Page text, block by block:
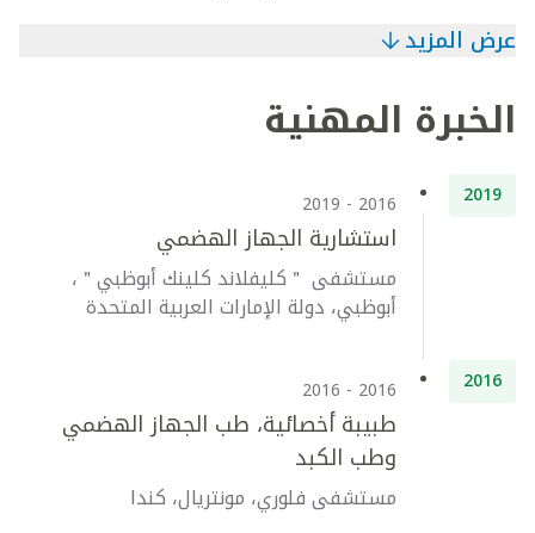
عرض المزيد
الخبرة المهنية
2019
2016 - 2019
استشارية الجهاز الهضمي
مستشفى ＂كليفلاند كلينك أبوظبي＂،
أبوظبي، دولة الإمارات العربية المتحدة
2016
2016 - 2016
طبيبة أخصائية، طب الجهاز الهضمي
وطب الكبد
مستشفى فلوري، مونتريال، كندا